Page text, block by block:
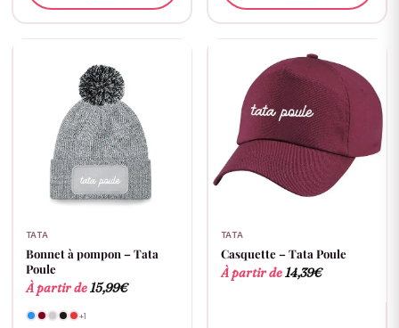
TATA
Bonnet à pompon – Tata
Poule
À partir de15,99€
+1
TATA
Casquette – Tata Poule
À partir de14,39€